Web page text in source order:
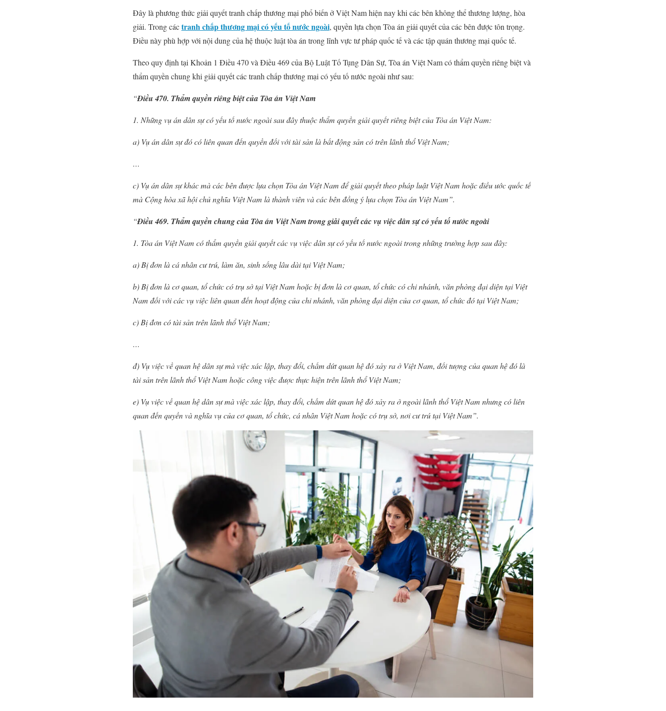
Đây là phương thức giải quyết tranh chấp thương mại phổ biến ở Việt Nam hiện nay khi các bên không thể thương lượng, hòa
giải. Trong cáctranh chấp thương mại có yếu tố nước ngoài, quyền lựa chọn Tòa án giải quyết của các bên được tôn trọng.
Điều này phù hợp với nội dung của hệ thuộc luật tòa án trong lĩnh vực tư pháp quốc tế và các tập quán thương mại quốc tế.
Theo quy định tại Khoản 1 Điều 470 và Điều 469 của Bộ Luật Tố Tụng Dân Sự, Tòa án Việt Nam có thẩm quyền riêng biệt và
thẩm quyền chung khi giải quyết các tranh chấp thương mại có yếu tố nước ngoài như sau:
“Điều 470. Thẩm quyền riêng biệt của Tòa án Việt Nam
1. Những vụ án dân sự có yếu tố nước ngoài sau đây thuộc thẩm quyền giải quyết riêng biệt của Tòa án Việt Nam:
a) Vụ án dân sự đó có liên quan đến quyền đối với tài sản là bất động sản có trên lãnh thổ Việt Nam;
…
c) Vụ án dân sự khác mà các bên được lựa chọn Tòa án Việt Nam để giải quyết theo pháp luật Việt Nam hoặc điều ước quốc tế
mà Cộng hòa xã hội chủ nghĩa Việt Nam là thành viên và các bên đồng ý lựa chọn Tòa án Việt Nam”.
“Điều 469. Thẩm quyền chung của Tòa án Việt Nam trong giải quyết các vụ việc dân sự có yếu tố nước ngoài
1. Tòa án Việt Nam có thẩm quyền giải quyết các vụ việc dân sự có yếu tố nước ngoài trong những trường hợp sau đây:
a) Bị đơn là cá nhân cư trú, làm ăn, sinh sống lâu dài tại Việt Nam;
b) Bị đơn là cơ quan, tổ chức có trụ sở tại Việt Nam hoặc bị đơn là cơ quan, tổ chức có chi nhánh, văn phòng đại diện tại Việt
Nam đối với các vụ việc liên quan đến hoạt động của chi nhánh, văn phòng đại diện của cơ quan, tổ chức đó tại Việt Nam;
c) Bị đơn có tài sản trên lãnh thổ Việt Nam;
…
đ) Vụ việc về quan hệ dân sự mà việc xác lập, thay đổi, chấm dứt quan hệ đó xảy ra ở Việt Nam, đối tượng của quan hệ đó là
tài sản trên lãnh thổ Việt Nam hoặc công việc được thực hiện trên lãnh thổ Việt Nam;
e) Vụ việc về quan hệ dân sự mà việc xác lập, thay đổi, chấm dứt quan hệ đó xảy ra ở ngoài lãnh thổ Việt Nam nhưng có liên
quan đến quyền và nghĩa vụ của cơ quan, tổ chức, cá nhân Việt Nam hoặc có trụ sở, nơi cư trú tại Việt Nam”.